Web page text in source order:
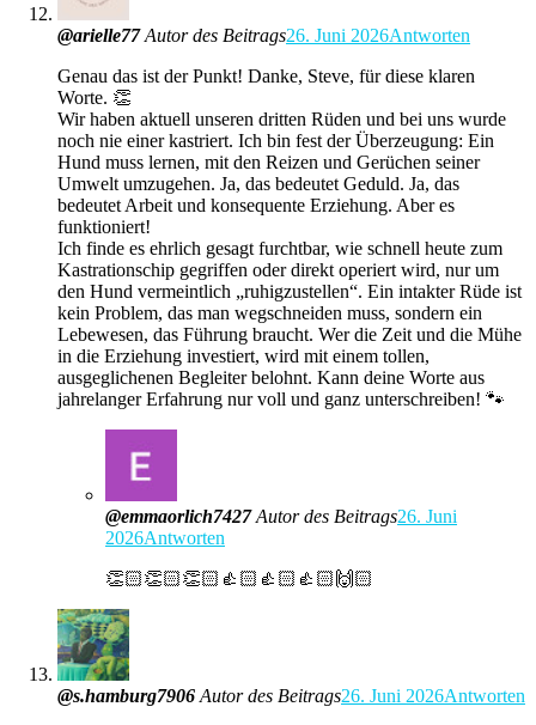
@arielle77 Autor des Beitrags26. Juni 2026Antworten
Genau das ist der Punkt! Danke, Steve, für diese klaren
Worte. 👏
Wir haben aktuell unseren dritten Rüden und bei uns wurde
noch nie einer kastriert. Ich bin fest der Überzeugung: Ein
Hund muss lernen, mit den Reizen und Gerüchen seiner
Umwelt umzugehen. Ja, das bedeutet Geduld. Ja, das
bedeutet Arbeit und konsequente Erziehung. Aber es
funktioniert!
Ich finde es ehrlich gesagt furchtbar, wie schnell heute zum
Kastrationschip gegriffen oder direkt operiert wird, nur um
den Hund vermeintlich „ruhigzustellen“. Ein intakter Rüde ist
kein Problem, das man wegschneiden muss, sondern ein
Lebewesen, das Führung braucht. Wer die Zeit und die Mühe
in die Erziehung investiert, wird mit einem tollen,
ausgeglichenen Begleiter belohnt. Kann deine Worte aus
jahrelanger Erfahrung nur voll und ganz unterschreiben! 🐾
@emmaorlich7427 Autor des Beitrags26. Juni
2026Antworten
👏🏻👏🏻👏🏻👍🏻👍🏻👍🏻🙌🏻
@s.hamburg7906 Autor des Beitrags26. Juni 2026Antworten